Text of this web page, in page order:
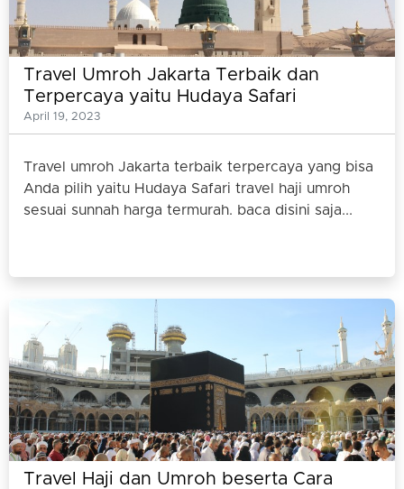
Travel Umroh Jakarta Terbaik dan
Terpercaya yaitu Hudaya Safari
April 19, 2023
Travel umroh Jakarta terbaik terpercaya yang bisa
Anda pilih yaitu Hudaya Safari travel haji umroh
sesuai sunnah harga termurah. baca disini saja...
Travel Haji dan Umroh beserta Cara